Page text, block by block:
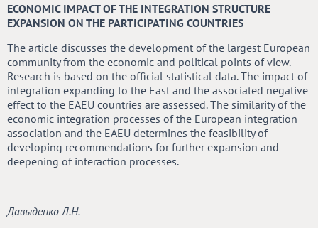
ECONOMIC IMPACT OF THE INTEGRATION STRUCTURE
EXPANSION ON THE PARTICIPATING COUNTRIES
The article discusses the development of the largest European
community from the economic and political points of view.
Research is based on the official statistical data. The impact of
integration expanding to the East and the associated negative
effect to the EAEU countries are assessed. The similarity of the
economic integration processes of the European integration
association and the EAEU determines the feasibility of
developing recommendations for further expansion and
deepening of interaction processes.
Давыденко Л.Н.